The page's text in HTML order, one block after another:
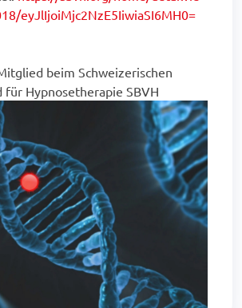
eyJlIjoiMjc2NzE5IiwiaSI6MH0=
beim Schweizerischen
für Hypnosetherapie SBVH